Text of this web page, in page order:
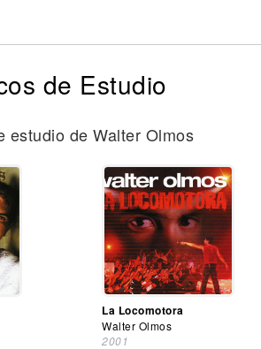
de Estudio
estudio de Walter Olmos
La Locomotora
Walter Olmos
2001